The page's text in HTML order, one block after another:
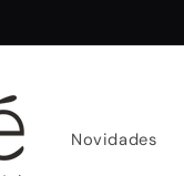
Novidades